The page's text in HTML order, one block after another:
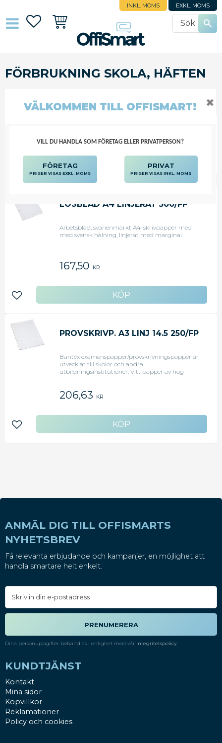
INKL. MOMS EXKL. MOMS
FavoriterKundvagn
FÖRBRUKNING SKOLA, HÄFTEN
FILTRERA SORTERA
LÖSBLAD A4 LINJERAT 500/FP
Arbetsblad, svanenmärkt A4-skrivpapper med
med svensk hålning, linjerat med marginal.
167,50 KR
Lägg till i favoriter
PROVSKRIVP. A3 LINJ 14.5 250/FP
Bantex examenspapper/provskrivningspapper är
utvecklat till skolor och andra
utbildningsinstitutioner. Vitt papper av hög
14,5, A3 falsat. - Storlek: A3 - Linjerat
206,63 KR
Lägg till i favoriter
ANMÄL DIG TILL OFFISMARTS
NYHETSBREV
Få relevanta erbjudande och kampanjer, en möjlighet att
handla smartare helt enkelt.
PRENUMERERA
Dina personuppgifter behandlas i enlighet med vår integritetspolicy.
KUNDTJÄNST
Kontakt
Mina sidor
Köpvillkor
Reklamationer
Policy och cookies
VÄLKOMMEN TILL OFFISMART!
VILL DU HANDLA SOM FÖRETAG ELLER PRIVATPERSON?
FÖRETAG
PRISER VISAS EXKL. MOMS
PRIVAT
PRISER VISAS INKL. MOMS
✖